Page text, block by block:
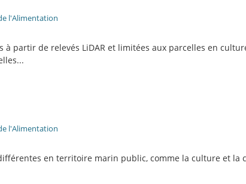
l'Alimentation
partir de relevés LiDAR et limitées aux parcelles en
l'Alimentation
en territoire marin public, comme la culture et la